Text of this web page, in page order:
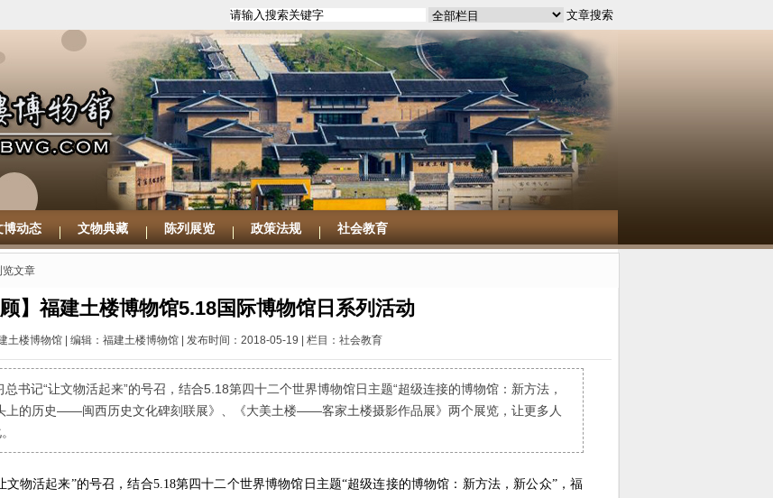
博动态 文物典藏 陈列展览 政策法规 社会教育
览文章
顾】福建土楼博物馆5.18国际博物馆日系列活动
土楼博物馆 | 编辑：福建土楼博物馆 | 发布时间：2018-05-19 | 栏目：社会教育
书记“让文物活起来”的号召，结合5.18第四十二个世界博物馆日主题“超级连接的博物馆：新方法，
上的历史——闽西历史文化碑刻联展》、《大美土楼——客家土楼摄影作品展》两个展览，让更多人
文物活起来”的号召，结合5.18第四十二个世界博物馆日主题“超级连接的博物馆：新方法，新公众”，福